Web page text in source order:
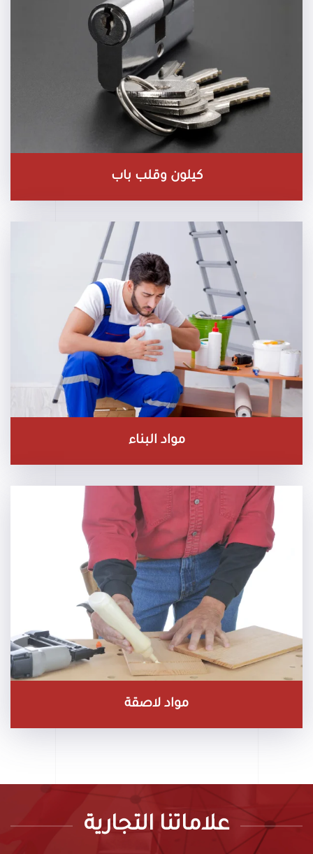
كيلون وقلب باب
مواد البناء
مواد لاصقة
علاماتنا التجارية